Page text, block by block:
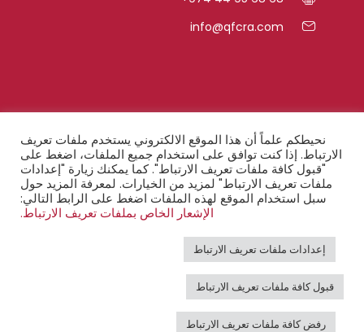
info@qfcra.com
روابط سريعة
الأسئلة المتكرّرة
أحكام السريّة
بيان النفاذ الرقمي
البريد الإلكتروني
نحيطكم علماً أن هذا الموقع الالكتروني يستخدم ملفات تعريف
الارتباط. إذا كنت توافق على استخدام جميع الملفات، اضغط على
"قبول كافة ملفات تعريف الارتباط". كما يمكنك زيارة "إعدادات
ملفات تعريف الارتباط" لمزيد من الخيارات. لمعرفة المزيد حول
سبل استخدام الموقع لهذه الملفات اضغط على الرابط التالي:
الإشعار الخاص بملفات تعريف الارتباط.
إعدادات ملفات تعريف الارتباط
قبول كافة ملفات تعريف الارتباط
رفض كافة ملفات تعريف الارتباط